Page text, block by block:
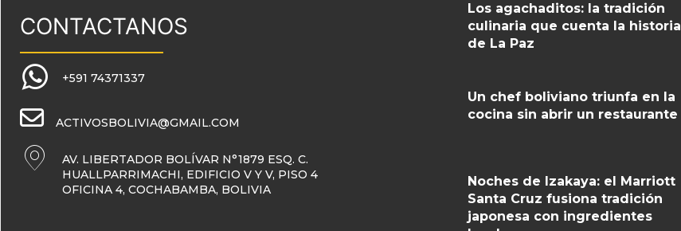
CONTACTANOS
+591 74371337
ACTIVOSBOLIVIA@GMAIL.COM
AV. LIBERTADOR BOLÍVAR N°1879 ESQ. C.
HUALLPARRIMACHI, EDIFICIO V Y V, PISO 4
OFICINA 4, COCHABAMBA, BOLIVIA
Los agachaditos: la tradición
culinaria que cuenta la historia
de La Paz
Un chef boliviano triunfa en la
cocina sin abrir un restaurante
Noches de Izakaya: el Marriott
Santa Cruz fusiona tradición
japonesa con ingredientes